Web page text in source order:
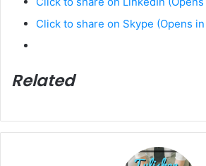
Click to share on Skype (Opens
Related